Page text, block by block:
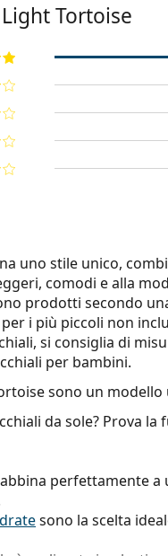
Tortoise
uno stile unico,
comodi e alla
prodotti secondo
i più piccoli non
si consiglia di
per bambini.
sono un modello
da sole? Prova la
perfettamente a
sono la scelta